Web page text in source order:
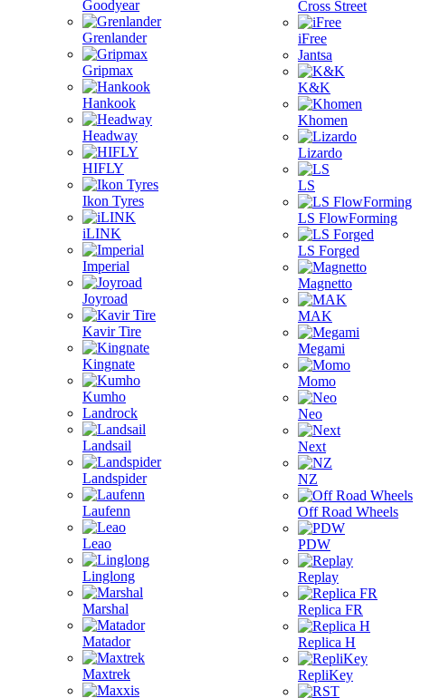
Goodyear
Grenlander
Gripmax
Hankook
Headway
HIFLY
Ikon Tyres
iLINK
Imperial
Joyroad
Kavir Tire
Kingnate
Kumho
Landrock
Landsail
Landspider
Laufenn
Leao
Linglong
Marshal
Matador
Maxtrek
Cross Street
iFree
Jantsa
K&K
Khomen
Lizardo
LS
LS FlowForming
LS Forged
Magnetto
MAK
Megami
Momo
Neo
Next
NZ
Off Road Wheels
PDW
Replay
Replica FR
Replica H
RepliKey